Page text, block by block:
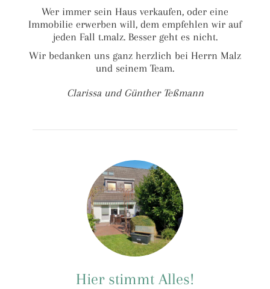
Wer immer sein Haus verkaufen, oder eine
Immobilie erwerben will, dem empfehlen wir auf
jeden Fall t.malz. Besser geht es nicht.
Wir bedanken uns ganz herzlich bei Herrn Malz
und seinem Team.
Clarissa und Günther Teßmann
Hier stimmt Alles!